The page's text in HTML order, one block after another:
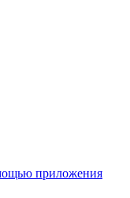
приложения